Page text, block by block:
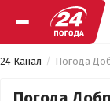
24 Канал Погода